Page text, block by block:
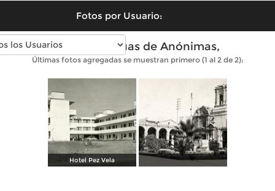
Fotos por Usuario:
Fotos antiguas de Anónimas,
Últimas fotos agregadas se muestran primero (1 al 2 de 2):
Hotel Pez Vela